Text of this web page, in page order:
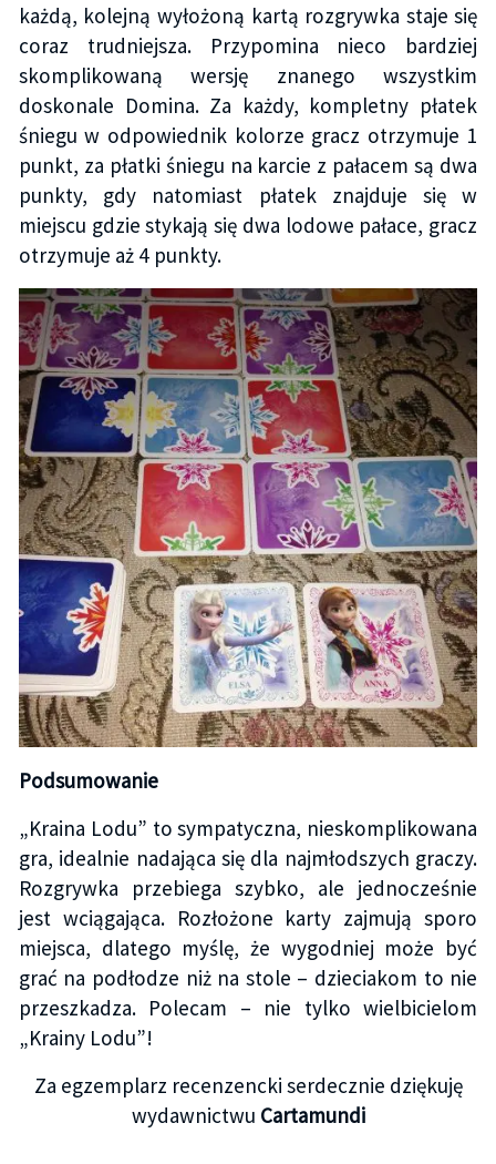
każdą, kolejną wyłożoną kartą rozgrywka staje się
coraz trudniejsza. Przypomina nieco bardziej
skomplikowaną wersję znanego wszystkim
doskonale Domina. Za każdy, kompletny płatek
śniegu w odpowiednik kolorze gracz otrzymuje 1
punkt, za płatki śniegu na karcie z pałacem są dwa
punkty, gdy natomiast płatek znajduje się w
miejscu gdzie stykają się dwa lodowe pałace, gracz
otrzymuje aż 4 punkty.
Podsumowanie
„Kraina Lodu” to sympatyczna, nieskomplikowana
gra, idealnie nadająca się dla najmłodszych graczy.
Rozgrywka przebiega szybko, ale jednocześnie
jest wciągająca. Rozłożone karty zajmują sporo
miejsca, dlatego myślę, że wygodniej może być
grać na podłodze niż na stole – dzieciakom to nie
przeszkadza. Polecam – nie tylko wielbicielom
„Krainy Lodu”!
Za egzemplarz recenzencki serdecznie dziękuję
wydawnictwu Cartamundi